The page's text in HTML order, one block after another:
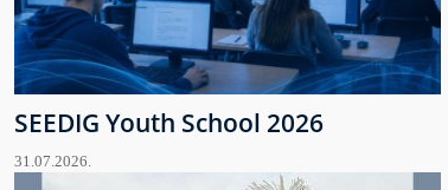
SEEDIG Youth School 2026
31.07.2026.